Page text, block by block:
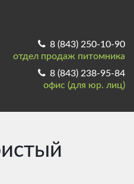
8 (843) 250-10-90
отдел продаж питомника
8 (843) 238-95-84
офис (для юр. лиц)